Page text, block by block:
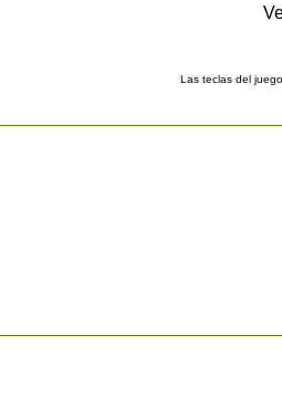
Las teclas del